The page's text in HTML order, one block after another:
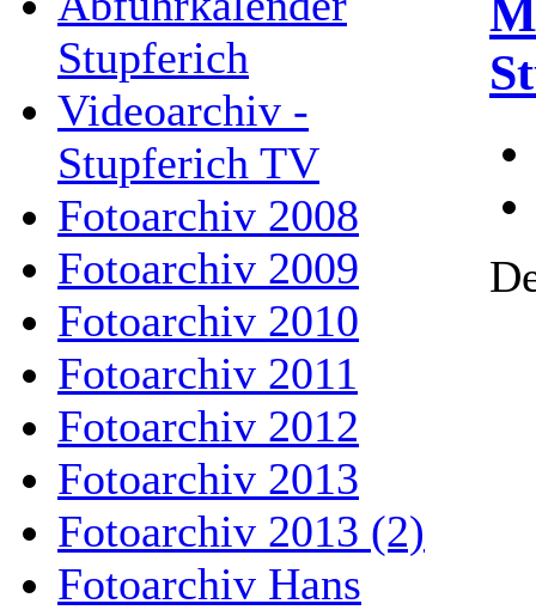
Stupferich
Videoarchiv -
Stupferich TV
Fotoarchiv 2008
Fotoarchiv 2009
Fotoarchiv 2010
Fotoarchiv 2011
Fotoarchiv 2012
Fotoarchiv 2013
Fotoarchiv 2013 (2)
Fotoarchiv Hans